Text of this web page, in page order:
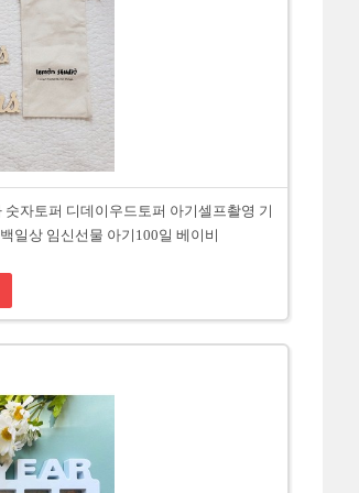
자토퍼 디데이우드토퍼 아기셀프촬영 기
일상 임신선물 아기100일 베이비